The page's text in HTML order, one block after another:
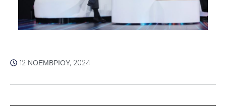
12 ΝΟΕΜΒΡΊΟΥ, 2024